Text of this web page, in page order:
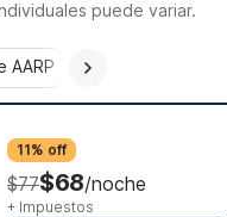
puede variar.
AARP CorporatePlus(CP)
11% off
$77$68/noche
+ Impuestos